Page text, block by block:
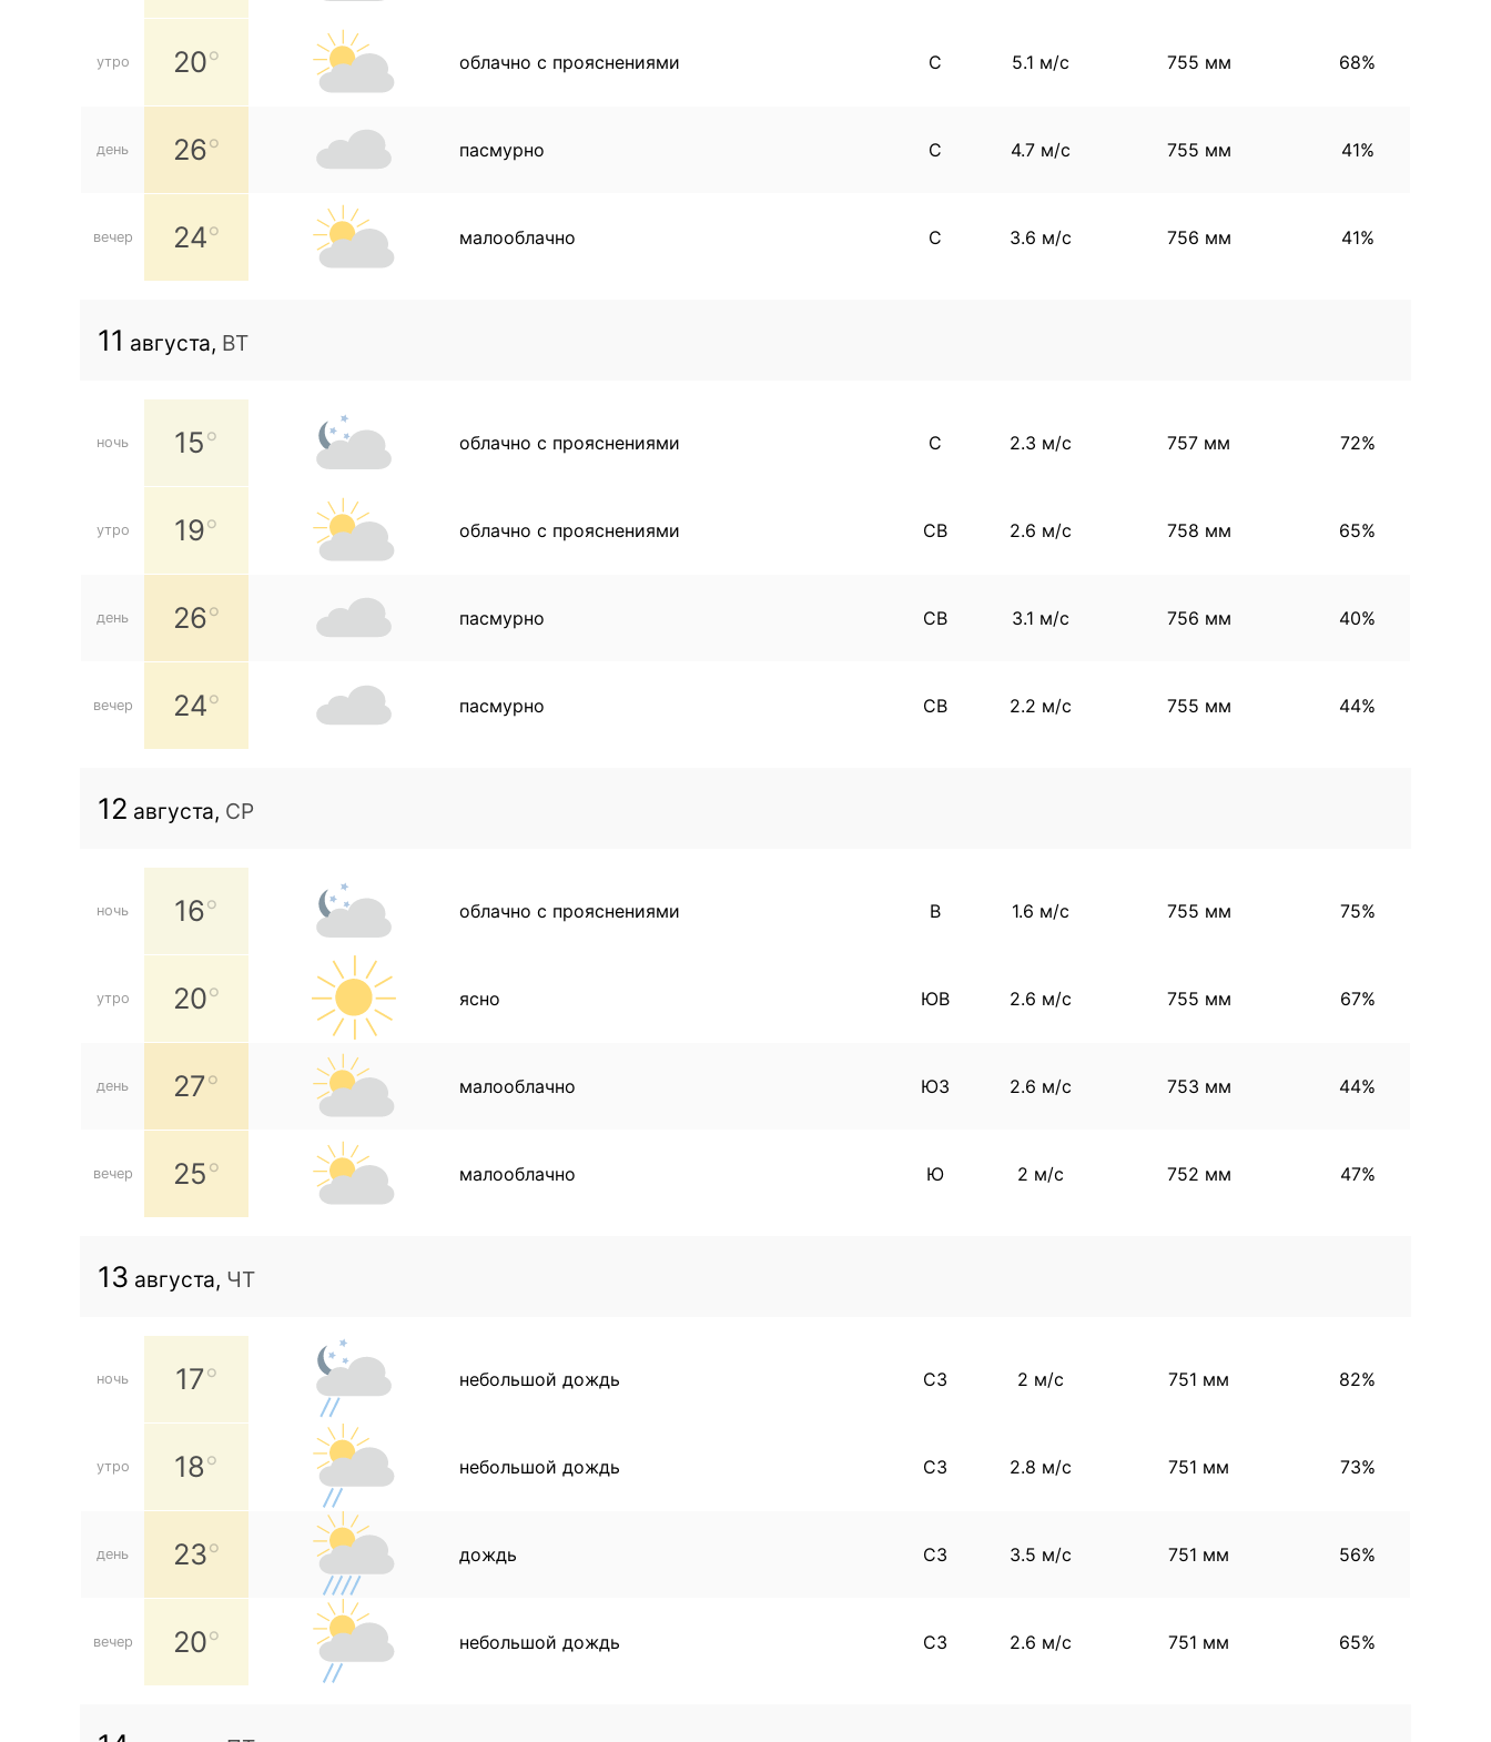
утро 20 облачно с прояснениями С 5.1 м/с 755 мм 68%
день 26 пасмурно С 4.7 м/с 755 мм 41%
вечер 24 малооблачно С 3.6 м/с 756 мм 41%
11 августа, ВТ
ночь 15 облачно с прояснениями С 2.3 м/с 757 мм 72%
утро 19 облачно с прояснениями СВ 2.6 м/с 758 мм 65%
день 26 пасмурно СВ 3.1 м/с 756 мм 40%
вечер 24 пасмурно СВ 2.2 м/с 755 мм 44%
12 августа, СР
ночь 16 облачно с прояснениями В 1.6 м/с 755 мм 75%
утро 20 ясно ЮВ 2.6 м/с 755 мм 67%
день 27 малооблачно ЮЗ 2.6 м/с 753 мм 44%
вечер 25 малооблачно Ю 2 м/с 752 мм 47%
13 августа, ЧТ
ночь 17 небольшой дождь СЗ 2 м/с 751 мм 82%
утро 18 небольшой дождь СЗ 2.8 м/с 751 мм 73%
день 23 дождь СЗ 3.5 м/с 751 мм 56%
вечер 20 небольшой дождь СЗ 2.6 м/с 751 мм 65%